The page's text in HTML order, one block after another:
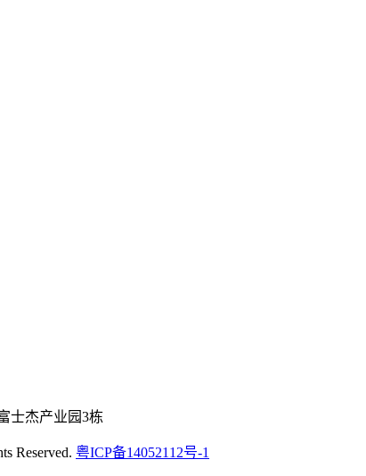
士杰产业园3栋
Reserved. 粤ICP备14052112号-1